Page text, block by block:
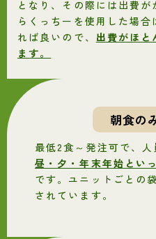
となり、その際には出費
らくっちーを使用した場
れば良いので、 出費がほと
ます。
朝食の
最低2食～発注可で、人
昼・夕・年末年始とい
です。ユニットごとの
されています。